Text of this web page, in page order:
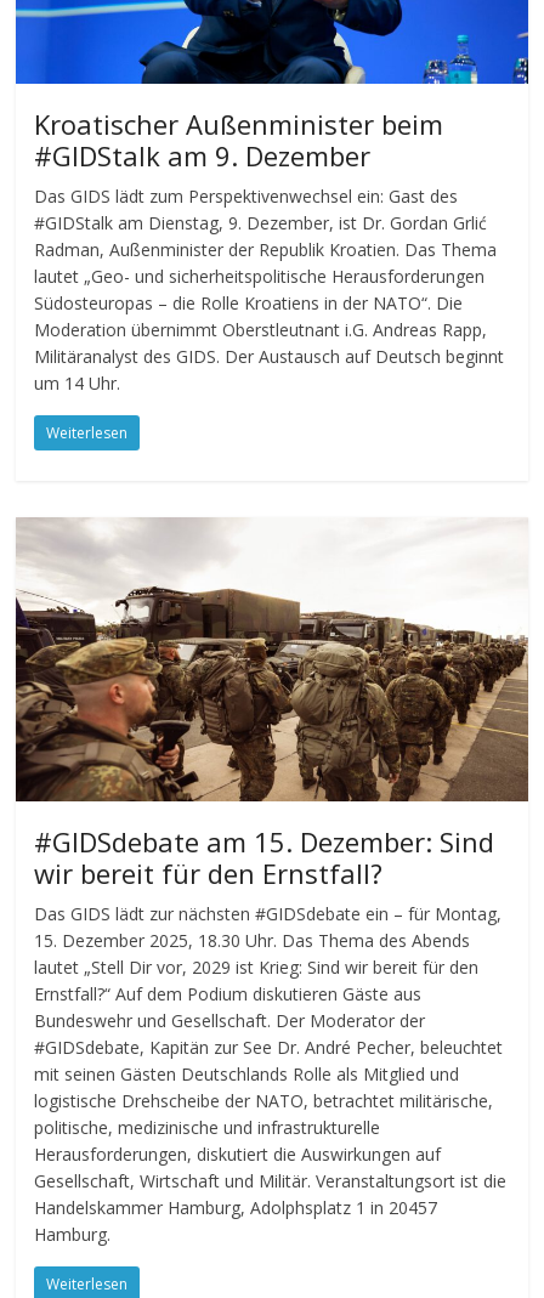
Kroatischer Außenminister beim
#GIDStalk am 9. Dezember
Das GIDS lädt zum Perspektivenwechsel ein: Gast des
#GIDStalk am Dienstag, 9. Dezember, ist Dr. Gordan Grlić
Radman, Außenminister der Republik Kroatien. Das Thema
lautet „Geo- und sicherheitspolitische Herausforderungen
Südosteuropas – die Rolle Kroatiens in der NATO“. Die
Moderation übernimmt Oberstleutnant i.G. Andreas Rapp,
Militäranalyst des GIDS. Der Austausch auf Deutsch beginnt
um 14 Uhr.
Weiterlesen
#GIDSdebate am 15. Dezember: Sind
wir bereit für den Ernstfall?
Das GIDS lädt zur nächsten #GIDSdebate ein – für Montag,
15. Dezember 2025, 18.30 Uhr. Das Thema des Abends
lautet „Stell Dir vor, 2029 ist Krieg: Sind wir bereit für den
Ernstfall?“ Auf dem Podium diskutieren Gäste aus
Bundeswehr und Gesellschaft. Der Moderator der
#GIDSdebate, Kapitän zur See Dr. André Pecher, beleuchtet
mit seinen Gästen Deutschlands Rolle als Mitglied und
logistische Drehscheibe der NATO, betrachtet militärische,
politische, medizinische und infrastrukturelle
Herausforderungen, diskutiert die Auswirkungen auf
Gesellschaft, Wirtschaft und Militär. Veranstaltungsort ist die
Handelskammer Hamburg, Adolphsplatz 1 in 20457
Hamburg.
Weiterlesen